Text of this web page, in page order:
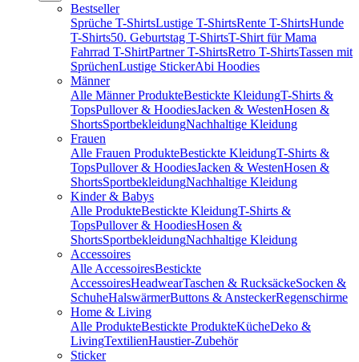
Bestseller
Sprüche T-ShirtsLustige T-ShirtsRente T-ShirtsHunde
T-Shirts50. Geburtstag T-ShirtsT-Shirt für Mama
Fahrrad T-ShirtPartner T-ShirtsRetro T-ShirtsTassen mit
SprüchenLustige StickerAbi Hoodies
Männer
Alle Männer ProdukteBestickte KleidungT-Shirts &
TopsPullover & HoodiesJacken & WestenHosen &
ShortsSportbekleidungNachhaltige Kleidung
Frauen
Alle Frauen ProdukteBestickte KleidungT-Shirts &
TopsPullover & HoodiesJacken & WestenHosen &
ShortsSportbekleidungNachhaltige Kleidung
Kinder & Babys
Alle ProdukteBestickte KleidungT-Shirts &
TopsPullover & HoodiesHosen &
ShortsSportbekleidungNachhaltige Kleidung
Accessoires
Alle AccessoiresBestickte
AccessoiresHeadwearTaschen & RucksäckeSocken &
SchuheHalswärmerButtons & AnsteckerRegenschirme
Home & Living
Alle ProdukteBestickte ProdukteKücheDeko &
LivingTextilienHaustier-Zubehör
Sticker